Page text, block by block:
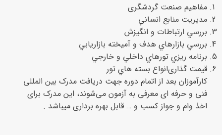
ﻣﻔﺎﻫﻴﻢ ﺻﻨﻌﺖ گردشگری
ﻣﺪﻳﺮﻳﺖ ﻣﻨﺎﺑﻊ ﺍﻧﺴﺎﻧﻲ
ﺑﺮﺭﺳﻲ ﺍﺭﺗﺒﺎﻃﺎﺕ ﻭ انگیزش
ﺑﺮﺭﺳﻲ ﺑﺎﺯﺍﺭﻫﺎﻱ ﻫﺪﻑ ﻭ ﺁﻣﻴﺨﺘﻪ ﺑﺎﺯﺍﺭﻳﺎﺑﻲ
ﺑﺮﻧﺎﻣﻪ ﺭﻳﺰﻱ ﺗﻮﺭﻫﺎﻱ ﺩﺍﺧﻠﻲ ﻭ ﺧﺎﺭﺟﻲ
ﻗﻴﻤﺖ گذاریﺍﻧﻮﺍﻉ ﺑﺴﺘﻪ ﻫﺎﻱ ﺗﻮﺭ
کارآموزان بعد از اتمام دوره جهت دریافت مدرک بین المللی
فنی و حرفه ای معرفی به آزمون می‌شوند، این مدرک برای
اخذ وام و جواز کسب و … قابل بهره برداری میباشد .